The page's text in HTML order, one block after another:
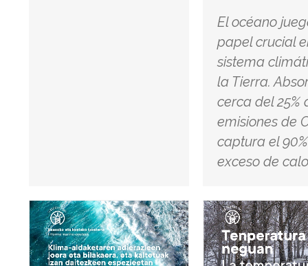
El océano
papel crucial
sistema
la Tierra.
cerca del 25%
emisiones de
captura el
exceso de